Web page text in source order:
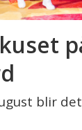
blir